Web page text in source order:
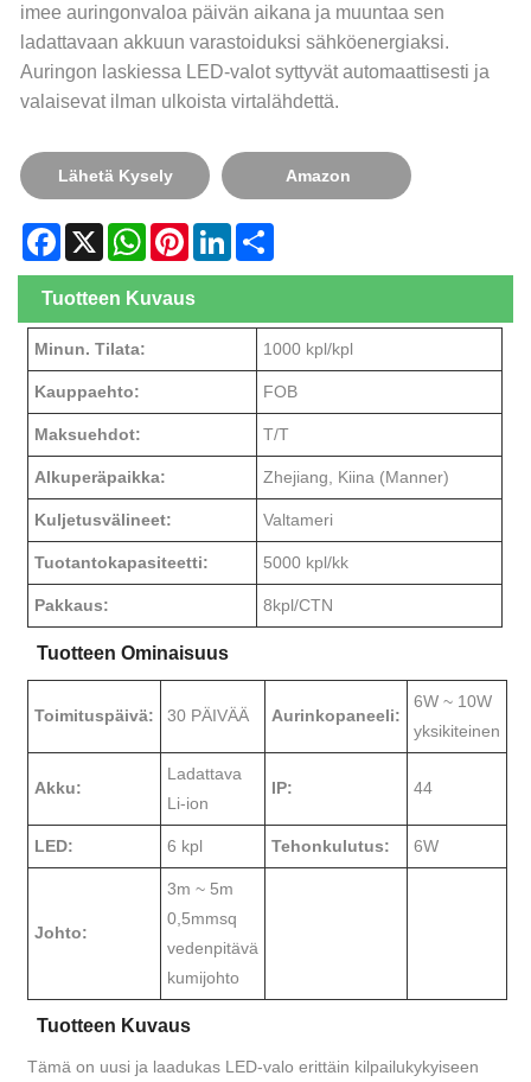
imee auringonvaloa päivän aikana ja muuntaa sen
ladattavaan akkuun varastoiduksi sähköenergiaksi.
Auringon laskiessa LED-valot syttyvät automaattisesti ja
valaisevat ilman ulkoista virtalähdettä.
Lähetä Kysely Amazon
Facebook
X WhatsApp
PinterestLinkedIn
Tuotteen Kuvaus
Minun. Tilata: 1000 kpl/kpl
Kauppaehto: FOB
Maksuehdot: T/T
Alkuperäpaikka: Zhejiang, Kiina (Manner)
Kuljetusvälineet: Valtameri
Tuotantokapasiteetti: 5000 kpl/kk
Pakkaus: 8kpl/CTN
Tuotteen Ominaisuus
Toimituspäivä: 30 PÄIVÄÄ Aurinkopaneeli:
6W ~ 10W
yksikiteinen
Akku:
Ladattava
Li-ion
IP: 44
LED: 6 kpl Tehonkulutus: 6W
Johto:
3m ~ 5m
0,5mmsq
vedenpitävä
kumijohto
Tuotteen Kuvaus
Tämä on uusi ja laadukas LED-valo erittäin kilpailukykyiseen